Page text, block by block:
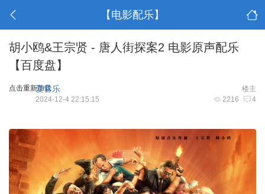
【电影配乐】
胡小鸥&王宗贤 - 唐人街探案2 电影原声配乐
【百度盘】
点击重新加载 楼主
爱音乐
2216 4
2024-12-4 22:15:15